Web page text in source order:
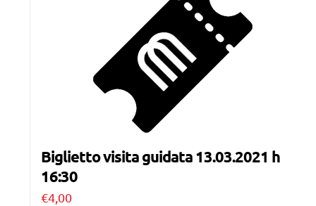
Biglietto visita guidata 13.03.2021 h
16:30
€4,00